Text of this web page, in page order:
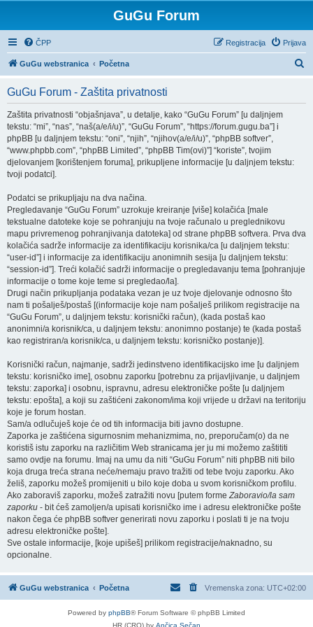
GuGu Forum
ČPP Prijava
Registracija
GuGu webstranica Početna
GuGu Forum - Zaštita privatnosti
Zaštita privatnosti “objašnjava”, u detalje, kako “GuGu Forum” [u daljnjem
tekstu: “mi”, “nas”, “naš(a/e/i/u)”, “GuGu Forum”, “https://forum.gugu.ba”] i
phpBB [u daljnjem tekstu: “oni”, “njih”, “njihov(a/e/i/u)”, “phpBB softver”,
“www.phpbb.com”, “phpBB Limited”, “phpBB Tim(ovi)”] “koriste”, tvojim
djelovanjem [korištenjem foruma], prikupljene informacije [u daljnjem tekstu:
tvoji podatci].
Podatci se prikupljaju na dva načina.
Pregledavanje “GuGu Forum” uzrokuje kreiranje [više] kolačića [male
tekstualne datoteke koje se pohranjuju na tvoje računalo u preglednikovu
mapu privremenog pohranjivanja datoteka] od strane phpBB softvera. Prva dva
kolačića sadrže informacije za identifikaciju korisnika/ca [u daljnjem tekstu:
“user-id”] i informacije za identifikaciju anonimnih sesija [u daljnjem tekstu:
“session-id”]. Treći kolačić sadrži informacije o pregledavanju tema [pohranjuje
informacije o tome koje teme si pregledao/la].
Drugi način prikupljanja podataka vezan je uz tvoje djelovanje odnosno što
nam ti pošalješ/postaš [(informacije koje nam pošalješ prilikom registracije na
“GuGu Forum”, u daljnjem tekstu: korisnički račun), (kada postaš kao
anonimni/a korisnik/ca, u daljnjem tekstu: anonimno postanje) te (kada postaš
kao registriran/a korisnik/ca, u daljnjem tekstu: korisničko postanje)].
Korisnički račun, najmanje, sadrži jedinstveno identifikacijsko ime [u daljnjem
tekstu: korisničko ime], osobnu zaporku [potrebnu za prijavljivanje, u daljnjem
tekstu: zaporka] i osobnu, ispravnu, adresu elektroničke pošte [u daljnjem
tekstu: epošta], a koji su zaštićeni zakonom/ima koji vrijede u državi na teritoriju
koje je forum hostan.
Sam/a odlučuješ koje će od tih informacija biti javno dostupne.
Zaporka je zaštićena sigurnosnim mehanizmima, no, preporučam(o) da ne
koristiš istu zaporku na različitim Web stranicama jer ju mi možemo zaštititi
samo ovdje na forumu. Imaj na umu da niti “GuGu Forum” niti phpBB niti bilo
koja druga treća strana neće/nemaju pravo tražiti od tebe tvoju zaporku. Ako
želiš, zaporku možeš promijeniti u bilo koje doba u svom korisničkom profilu.
Ako zaboraviš zaporku, možeš zatražiti novu [putem formeZaboravio/la sam
zaporku - bit ćeš zamoljen/a upisati korisničko ime i adresu elektroničke pošte
nakon čega će phpBB softver generirati novu zaporku i poslati ti je na tvoju
adresu elektroničke pošte].
Sve ostale informacije, [koje upišeš] prilikom registracije/naknadno, su
opcionalne.
GuGu webstranica Početna Vremenska zona: UTC+02:00
Powered by phpBB® Forum Software © phpBB Limited
HR (CRO) by Ančica Sečan